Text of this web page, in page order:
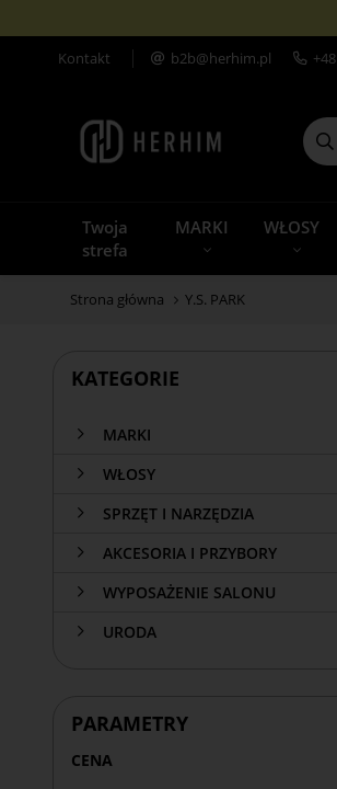
Kontakt b2b@herhim.pl +48
Twoja
strefa
MARKI WŁOSY
Strona główna Y.S. PARK
KATEGORIE
MARKI
WŁOSY
SPRZĘT I NARZĘDZIA
AKCESORIA I PRZYBORY
WYPOSAŻENIE SALONU
URODA
PARAMETRY
CENA